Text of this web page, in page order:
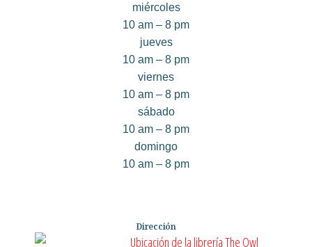
miércoles
10 am – 8 pm
jueves
10 am – 8 pm
viernes
10 am – 8 pm
sábado
10 am – 8 pm
domingo
10 am – 8 pm
Dirección